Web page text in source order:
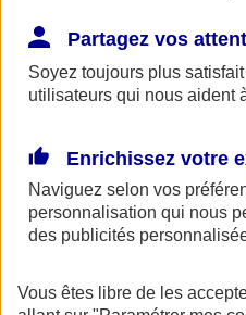
AXA
Partagez vos
Soyez toujours plus
utilisateurs qui nous aident
Enrichissez votre
Naviguez selon vos
personnalisation qui nous
des publicités
Vous êtes libre de les